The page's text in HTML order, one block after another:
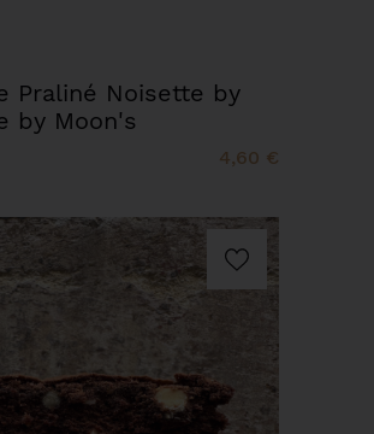
Praliné Noisette by
by Moon's
4,60 €